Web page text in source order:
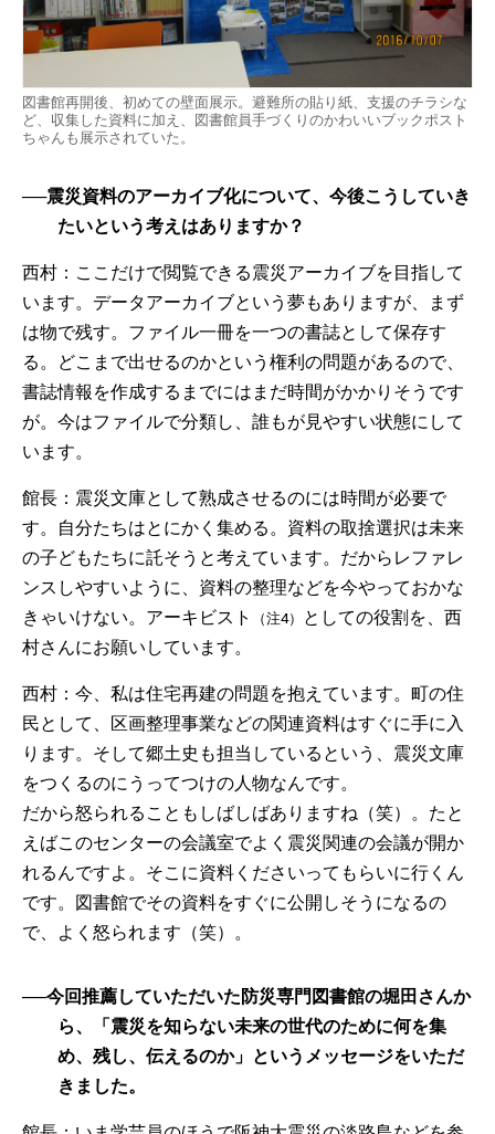
図書館再開後、初めての壁面展示。避難所の貼り紙、支援のチラシな
ど、収集した資料に加え、図書館員手づくりのかわいいブックポスト
ちゃんも展示されていた。
──震災資料のアーカイブ化について、今後こうしていき
たいという考えはありますか？
西村：ここだけで閲覧できる震災アーカイブを目指して
います。データアーカイブという夢もありますが、まず
は物で残す。ファイル一冊を一つの書誌として保存す
る。どこまで出せるのかという権利の問題があるので、
書誌情報を作成するまでにはまだ時間がかかりそうです
が。今はファイルで分類し、誰もが見やすい状態にして
います。
館長：震災文庫として熟成させるのには時間が必要で
す。自分たちはとにかく集める。資料の取捨選択は未来
の子どもたちに託そうと考えています。だからレファレ
ンスしやすいように、資料の整理などを今やっておかな
きゃいけない。アーキビスト
（注4）
としての役割を、西
村さんにお願いしています。
西村：今、私は住宅再建の問題を抱えています。町の住
民として、区画整理事業などの関連資料はすぐに手に入
ります。そして郷土史も担当しているという、震災文庫
をつくるのにうってつけの人物なんです。
だから怒られることもしばしばありますね（笑）。たと
えばこのセンターの会議室でよく震災関連の会議が開か
れるんですよ。そこに資料くださいってもらいに行くん
です。図書館でその資料をすぐに公開しそうになるの
で、よく怒られます（笑）。
──今回推薦していただいた防災専門図書館の堀田さんか
ら、「震災を知らない未来の世代のために何を集
め、残し、伝えるのか」というメッセージをいただ
きました。